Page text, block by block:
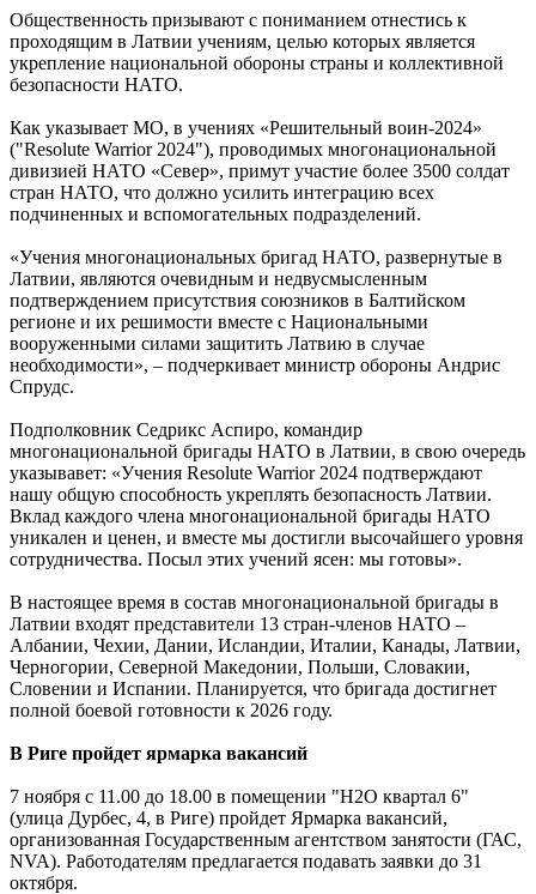
Общественность призывают с пониманием отнестись к
проходящим в Латвии учениям, целью которых является
укрепление национальной обороны страны и коллективной
безопасности НАТО.
Как указывает МО, в учениях «Решительный воин-2024»
("Resolute Warrior 2024"), проводимых многонациональной
дивизией НАТО «Север», примут участие более 3500 солдат
стран НАТО, что должно усилить интеграцию всех
подчиненных и вспомогательных подразделений.
«Учения многонациональных бригад НАТО, развернутые в
Латвии, являются очевидным и недвусмысленным
подтверждением присутствия союзников в Балтийском
регионе и их решимости вместе с Национальными
вооруженными силами защитить Латвию в случае
необходимости», – подчеркивает министр обороны Андрис
Спрудс.
Подполковник Седрикс Аспиро, командир
многонациональной бригады НАТО в Латвии, в свою очередь
указывавет: «Учения Resolute Warrior 2024 подтверждают
нашу общую способность укреплять безопасность Латвии.
Вклад каждого члена многонациональной бригады НАТО
уникален и ценен, и вместе мы достигли высочайшего уровня
сотрудничества. Посыл этих учений ясен: мы готовы».
В настоящее время в состав многонациональной бригады в
Латвии входят представители 13 стран-членов НАТО –
Албании, Чехии, Дании, Исландии, Италии, Канады, Латвии,
Черногории, Северной Македонии, Польши, Словакии,
Словении и Испании. Планируется, что бригада достигнет
полной боевой готовности к 2026 году.
В Риге пройдет ярмарка вакансий
7 ноября с 11.00 до 18.00 в помещении "H2O квартал 6"
(улица Дурбес, 4, в Риге) пройдет Ярмарка вакансий,
организованная Государственным агентством занятости (ГАС,
NVA). Работодателям предлагается подавать заявки до 31
октября.